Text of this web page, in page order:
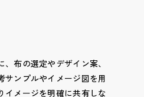
布の選定やデザイン案、
サンプルやイメージ図を用
イメージを明確に共有しな